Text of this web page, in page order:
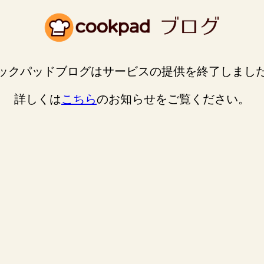
クパッドブログはサービスの提供を終了しまし
詳しくはこちらのお知らせをご覧ください。